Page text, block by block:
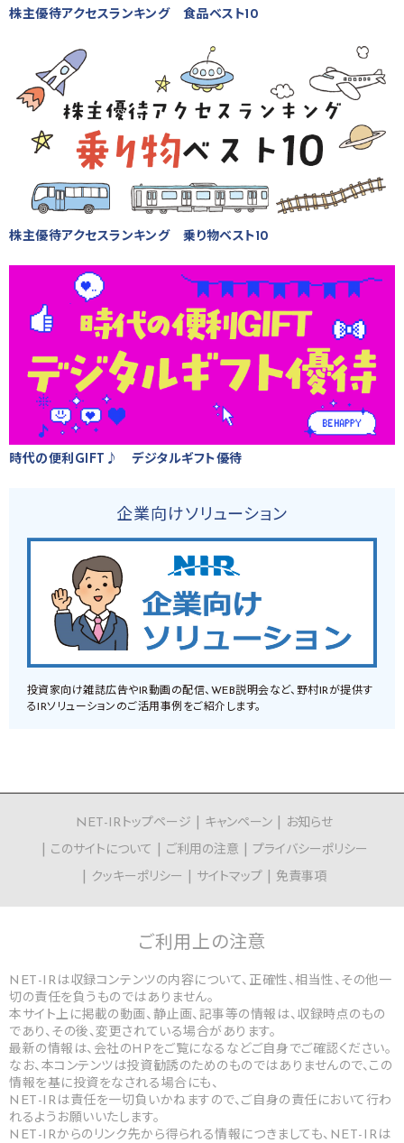
株主優待アクセスランキング 食品ベスト10
株主優待アクセスランキング 乗り物ベスト10
時代の便利GIFT♪ デジタルギフト優待
企業向けソリューション
投資家向け雑誌広告やIR動画の配信、WEB説明会など、野村IRが提供す
るIRソリューションのご活用事例をご紹介します。
NET-IRトップページ キャンペーン
お知らせ
このサイトについて
ご利用の注意
プライバシーポリシー
クッキーポリシー
サイトマップ 免責事項
ご利用上の注意
NET-IRは収録コンテンツの内容について、正確性、相当性、その他一
切の責任を負うものではありません。
本サイト上に掲載の動画、静止画、記事等の情報は、収録時点のもの
であり、その後、変更されている場合があります。
最新の情報は、会社のHPをご覧になるなどご自身でご確認ください。
なお、本コンテンツは投資勧誘のためのものではありませんので、この
情報を基に投資をなされる場合にも、
NET-IRは責任を一切負いかねますので、ご自身の責任において行わ
れるようお願いいたします。
NET-IRからのリンク先から得られる情報につきましても、NET-IRは